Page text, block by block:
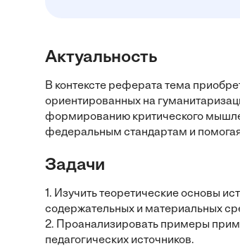
Актуальность
В контексте реферата тема
ориентированных на
формированию критического
федеральным стандартам и
Задачи
1. Изучить теоретические основы
содержательных и материальных
2. Проанализировать примеры
педагогических источников.